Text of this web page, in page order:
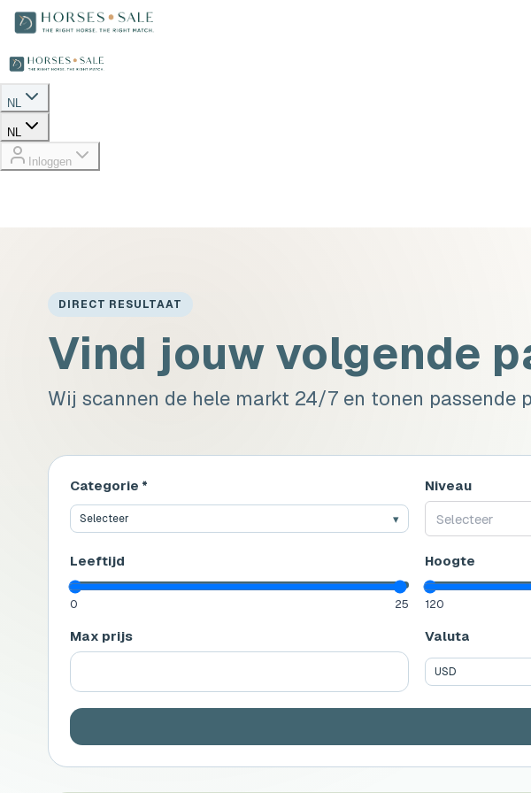
NL
NL
Inloggen
DIRECT RESULTAAT
Vind jouw volgende
Wij scannen de hele markt 24/7 en tonen passende
Categorie *
Selecteer
Niveau
Selecteer
Leeftijd
0 25
Hoogte
120
Max prijs Valuta
USD